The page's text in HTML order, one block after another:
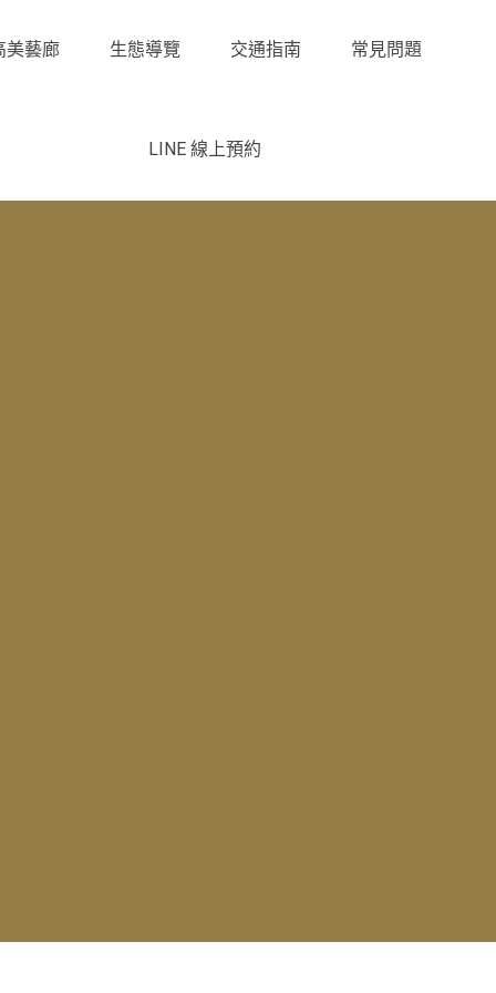
美藝廊 生態導覽 交通指南 常見問題
LINE 線上預約